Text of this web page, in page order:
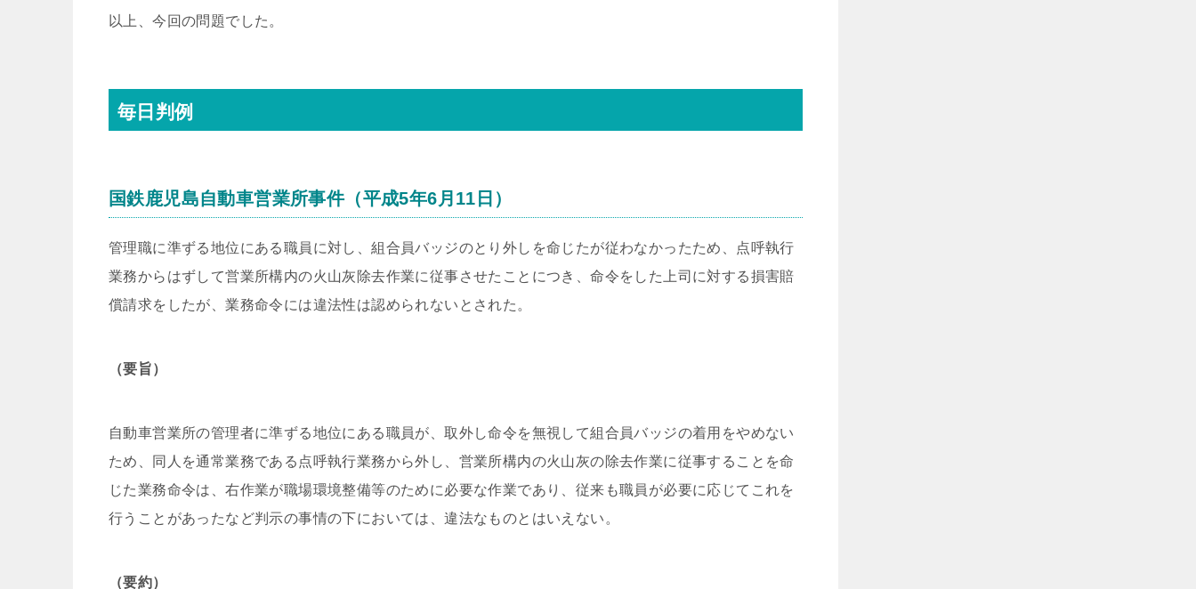
以上、今回の問題でした。
毎日判例
国鉄鹿児島自動車営業所事件（平成5年6月11日）
管理職に準ずる地位にある職員に対し、組合員バッジのとり外しを命じたが従わなかったため、点呼執行
業務からはずして営業所構内の火山灰除去作業に従事させたことにつき、命令をした上司に対する損害賠
償請求をしたが、業務命令には違法性は認められないとされた。
（要旨）
自動車営業所の管理者に準ずる地位にある職員が、取外し命令を無視して組合員バッジの着用をやめない
ため、同人を通常業務である点呼執行業務から外し、営業所構内の火山灰の除去作業に従事することを命
じた業務命令は、右作業が職場環境整備等のために必要な作業であり、従来も職員が必要に応じてこれを
行うことがあったなど判示の事情の下においては、違法なものとはいえない。
（要約）